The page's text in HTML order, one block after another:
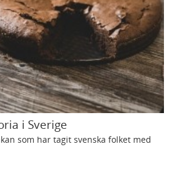
i Sverige
som har tagit svenska folket med